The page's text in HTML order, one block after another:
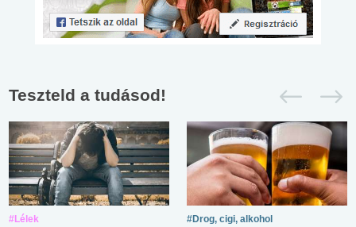
Teszteld a tudásod!
#Lélek #Drog, cigi, alkohol